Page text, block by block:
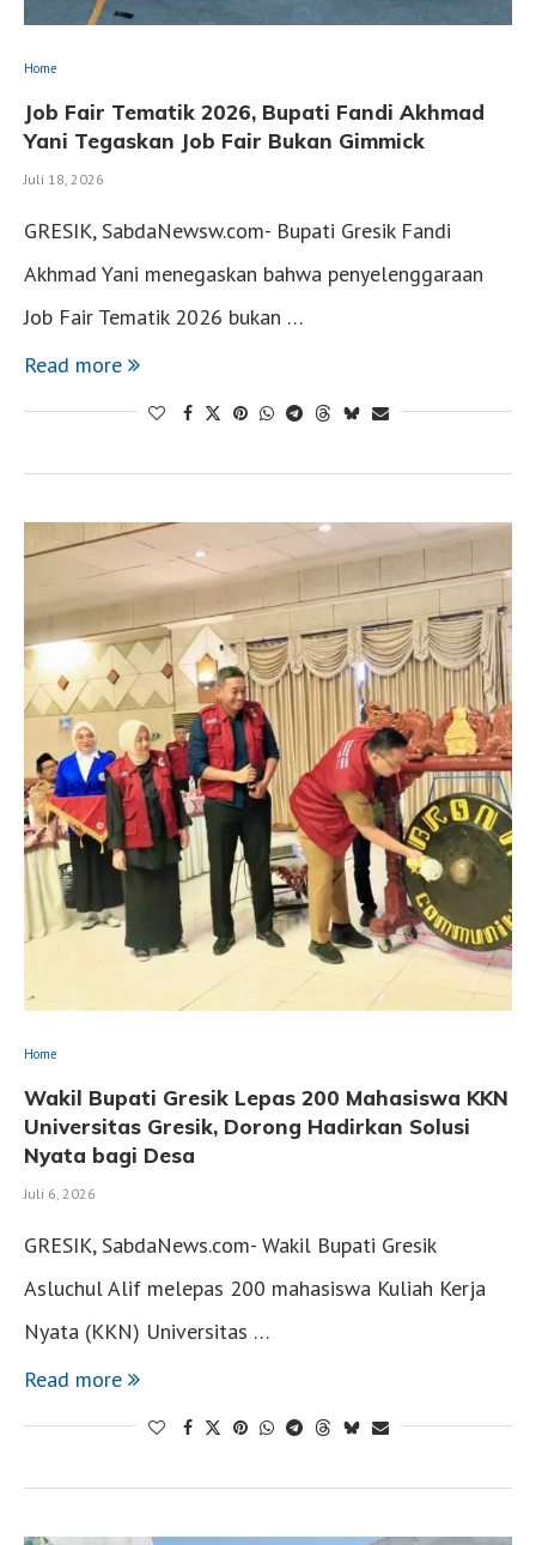
Home
Job Fair Tematik 2026, Bupati Fandi Akhmad
Yani Tegaskan Job Fair Bukan Gimmick
Juli 18, 2026
GRESIK, SabdaNewsw.com- Bupati Gresik Fandi
Akhmad Yani menegaskan bahwa penyelenggaraan
Job Fair Tematik 2026 bukan …
Read more
Home
Wakil Bupati Gresik Lepas 200 Mahasiswa KKN
Universitas Gresik, Dorong Hadirkan Solusi
Nyata bagi Desa
Juli 6, 2026
GRESIK, SabdaNews.com- Wakil Bupati Gresik
Asluchul Alif melepas 200 mahasiswa Kuliah Kerja
Nyata (KKN) Universitas …
Read more